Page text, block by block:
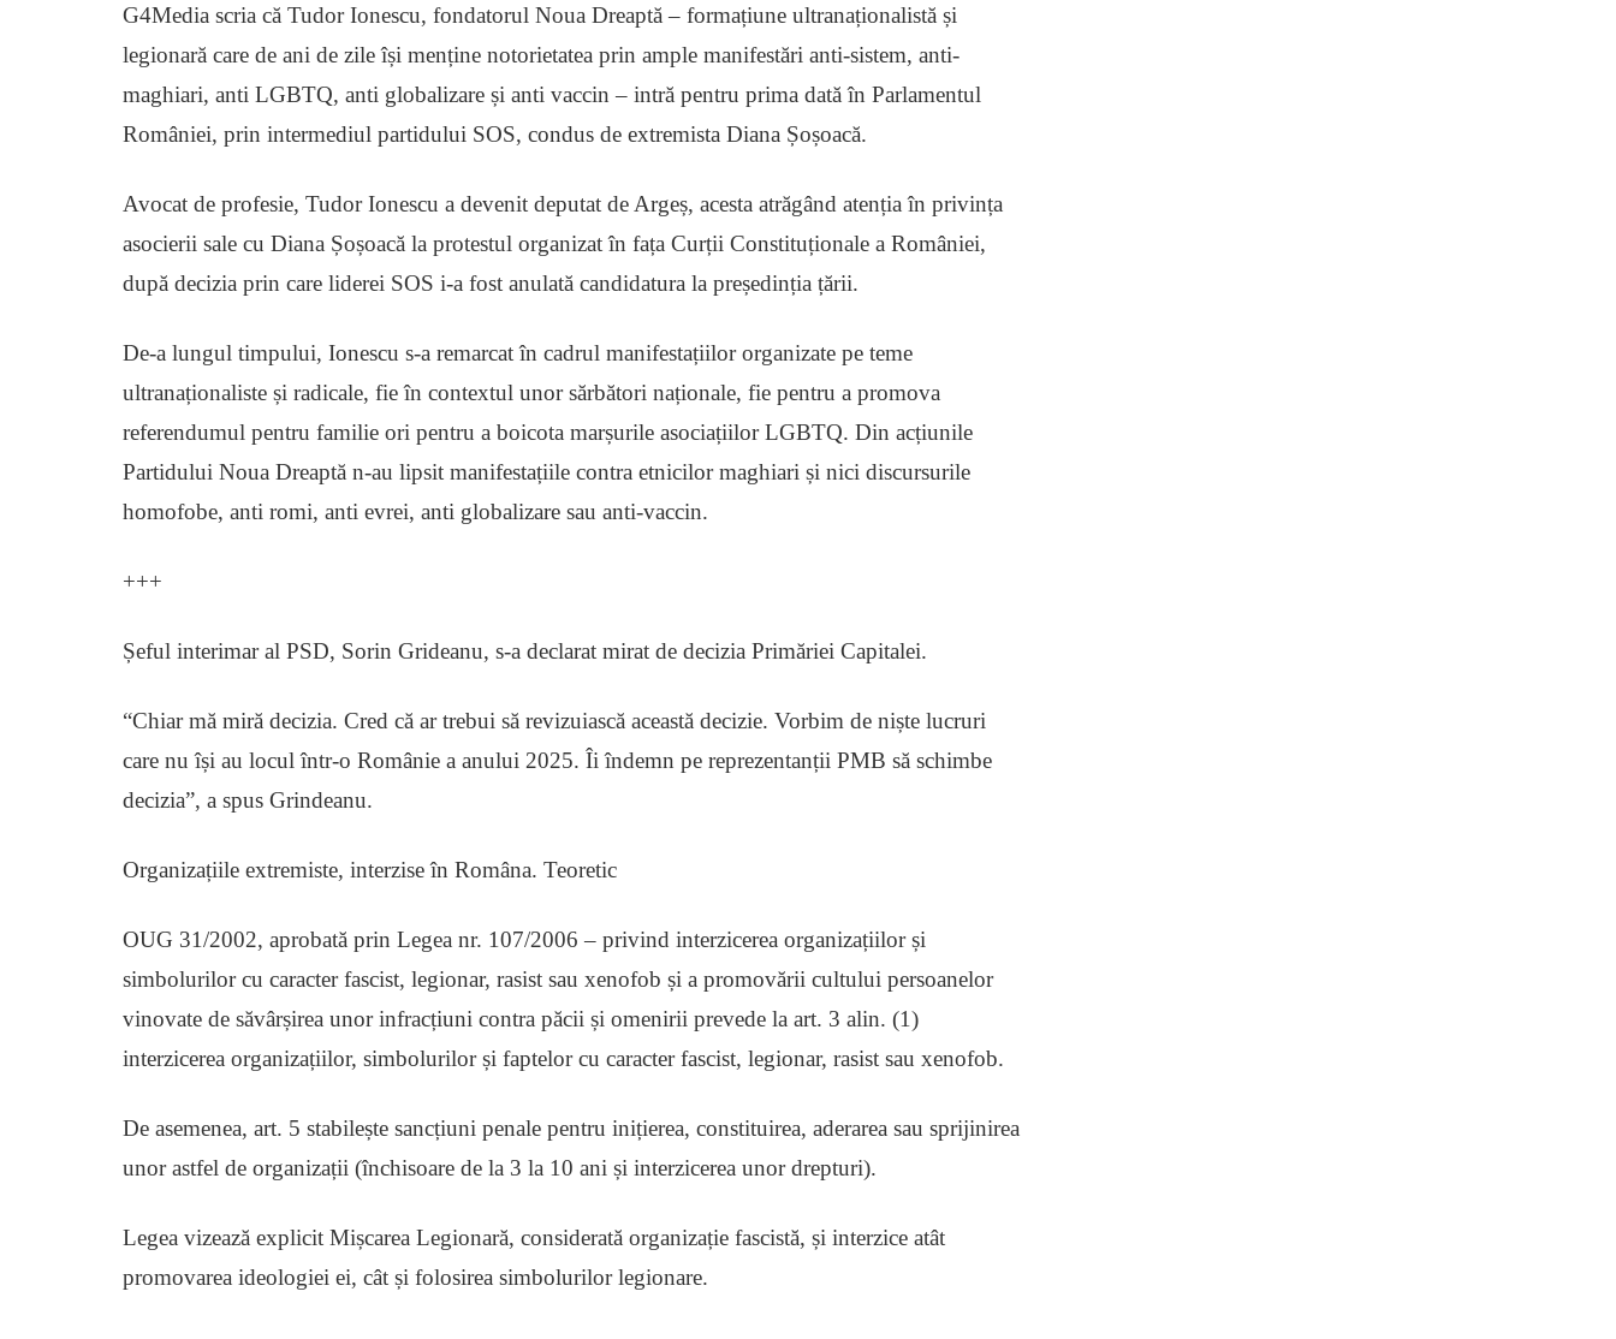
G4Media scria că Tudor Ionescu, fondatorul Noua Dreaptă – formațiune ultranaționalistă și
legionară care de ani de zile își menține notorietatea prin ample manifestări anti-sistem, anti-
maghiari, anti LGBTQ, anti globalizare și anti vaccin – intră pentru prima dată în Parlamentul
României, prin intermediul partidului SOS, condus de extremista Diana Șoșoacă.
Avocat de profesie, Tudor Ionescu a devenit deputat de Argeș, acesta atrăgând atenția în privința
asocierii sale cu Diana Șoșoacă la protestul organizat în fața Curții Constituționale a României,
după decizia prin care liderei SOS i-a fost anulată candidatura la președinția țării.
De-a lungul timpului, Ionescu s-a remarcat în cadrul manifestațiilor organizate pe teme
ultranaționaliste și radicale, fie în contextul unor sărbători naționale, fie pentru a promova
referendumul pentru familie ori pentru a boicota marșurile asociațiilor LGBTQ. Din acțiunile
Partidului Noua Dreaptă n-au lipsit manifestațiile contra etnicilor maghiari și nici discursurile
homofobe, anti romi, anti evrei, anti globalizare sau anti-vaccin.
+++
Șeful interimar al PSD, Sorin Grideanu, s-a declarat mirat de decizia Primăriei Capitalei.
“Chiar mă miră decizia. Cred că ar trebui să revizuiască această decizie. Vorbim de niște lucruri
care nu își au locul într-o Românie a anului 2025. Îi îndemn pe reprezentanții PMB să schimbe
decizia”, a spus Grindeanu.
Organizațiile extremiste, interzise în Româna. Teoretic
OUG 31/2002, aprobată prin Legea nr. 107/2006 – privind interzicerea organizațiilor și
simbolurilor cu caracter fascist, legionar, rasist sau xenofob și a promovării cultului persoanelor
vinovate de săvârșirea unor infracțiuni contra păcii și omenirii prevede la art. 3 alin. (1)
interzicerea organizațiilor, simbolurilor și faptelor cu caracter fascist, legionar, rasist sau xenofob.
De asemenea, art. 5 stabilește sancțiuni penale pentru inițierea, constituirea, aderarea sau sprijinirea
unor astfel de organizații (închisoare de la 3 la 10 ani și interzicerea unor drepturi).
Legea vizează explicit Mișcarea Legionară, considerată organizație fascistă, și interzice atât
promovarea ideologiei ei, cât și folosirea simbolurilor legionare.